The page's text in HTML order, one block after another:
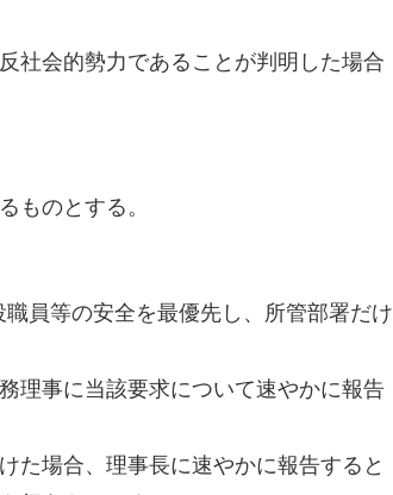
社会的勢力であることが判明した場合
ものとする。
員等の安全を最優先し、所管部署だけ
理事に当該要求について速やかに報告
た場合、理事長に速やかに報告すると